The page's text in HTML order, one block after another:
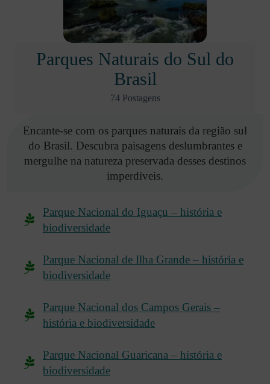
Parques Naturais do Sul do
Brasil
74 Postagens
Encante-se com os parques naturais da região sul
do Brasil. Descubra paisagens deslumbrantes e
mergulhe na natureza preservada desses destinos
imperdíveis.
Parque Nacional do Iguaçu – história e
biodiversidade
Parque Nacional de Ilha Grande – história e
biodiversidade
Parque Nacional dos Campos Gerais –
história e biodiversidade
Parque Nacional Guaricana – história e
biodiversidade